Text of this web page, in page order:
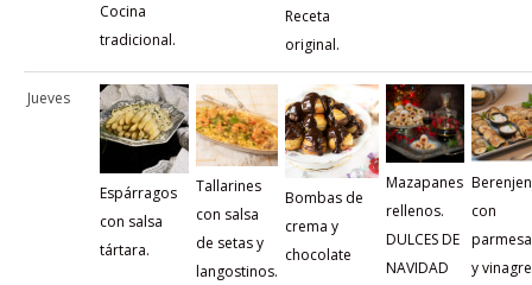
Cocina
tradicional.
Receta
original.
Jueves
Espárragos
con salsa
tártara.
Tallarines
con salsa
de setas y
langostinos.
Bombas de
crema y
chocolate
Mazapanes
rellenos.
DULCES DE
NAVIDAD
con
y